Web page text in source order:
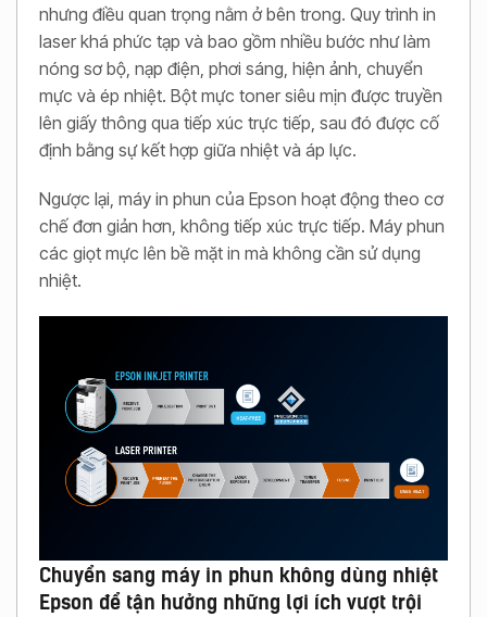
nhưng điều quan trọng nằm ở bên trong. Quy trình in
laser khá phức tạp và bao gồm nhiều bước như làm
nóng sơ bộ, nạp điện, phơi sáng, hiện ảnh, chuyển
mực và ép nhiệt. Bột mực toner siêu mịn được truyền
lên giấy thông qua tiếp xúc trực tiếp, sau đó được cố
định bằng sự kết hợp giữa nhiệt và áp lực.
Ngược lại, máy in phun của Epson hoạt động theo cơ
chế đơn giản hơn, không tiếp xúc trực tiếp. Máy phun
các giọt mực lên bề mặt in mà không cần sử dụng
nhiệt.
Chuyển sang máy in phun không dùng nhiệt
Epson để tận hưởng những lợi ích vượt trội